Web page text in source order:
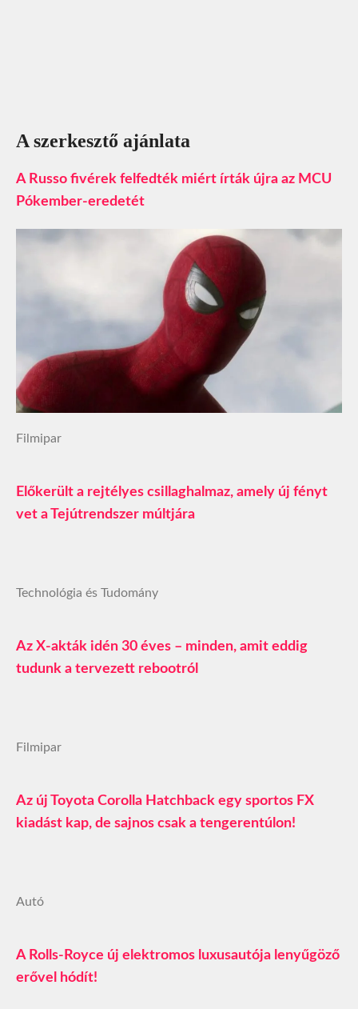
A szerkesztő ajánlata
A Russo fivérek felfedték miért írták újra az MCU
Pókember-eredetét
Filmipar
Előkerült a rejtélyes csillaghalmaz, amely új fényt
vet a Tejútrendszer múltjára
Technológia és Tudomány
Az X-akták idén 30 éves – minden, amit eddig
tudunk a tervezett rebootról
Filmipar
Az új Toyota Corolla Hatchback egy sportos FX
kiadást kap, de sajnos csak a tengerentúlon!
Autó
A Rolls-Royce új elektromos luxusautója lenyűgöző
erővel hódít!